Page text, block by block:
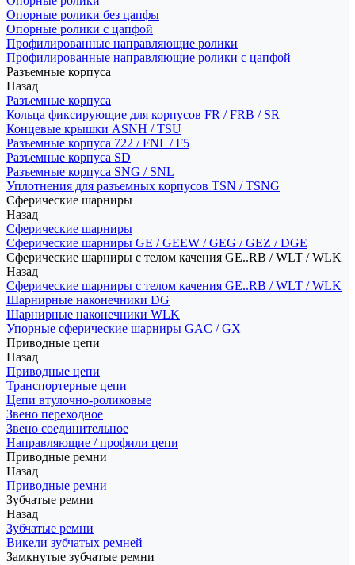
Опорные ролики без цапфы
Опорные ролики с цапфой
Профилированные направляющие ролики
Профилированные направляющие ролики с цапфой
Разъемные корпуса
Назад
Разъемные корпуса
Кольца фиксирующие для корпусов FR / FRB / SR
Концевые крышки ASNH / TSU
Разъемные корпуса 722 / FNL / F5
Разъемные корпуса SD
Разъемные корпуса SNG / SNL
Уплотнения для разъемных корпусов TSN / TSNG
Сферические шарниры
Назад
Сферические шарниры
Сферические шарниры GE / GEEW / GEG / GEZ / DGE
Сферические шарниры с телом качения GE..RB / WLT / WLK
Назад
Сферические шарниры с телом качения GE..RB / WLT / WLK
Шарнирные наконечники DG
Шарнирные наконечники WLK
Упорные сферические шарниры GAC / GX
Приводные цепи
Назад
Приводные цепи
Транспортерные цепи
Цепи втулочно-роликовые
Звено переходное
Звено соединительное
Направляющие / профили цепи
Приводные ремни
Назад
Приводные ремни
Зубчатые ремни
Назад
Зубчатые ремни
Викели зубчатых ремней
Замкнутые зубчатые ремни